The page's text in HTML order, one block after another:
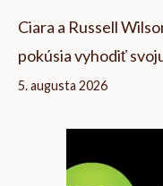
Ciara a Russell
pokúsia vyhodiť
5. augusta 2026